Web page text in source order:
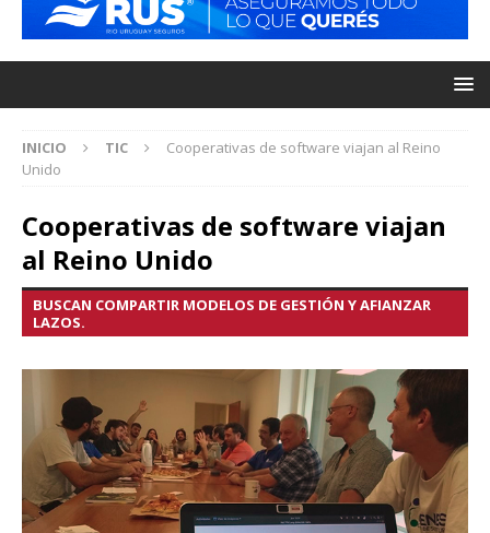
INICIO TIC
Cooperativas de software viajan al Reino
Unido
Cooperativas de software viajan
al Reino Unido
BUSCAN COMPARTIR MODELOS DE GESTIÓN Y AFIANZAR
LAZOS.